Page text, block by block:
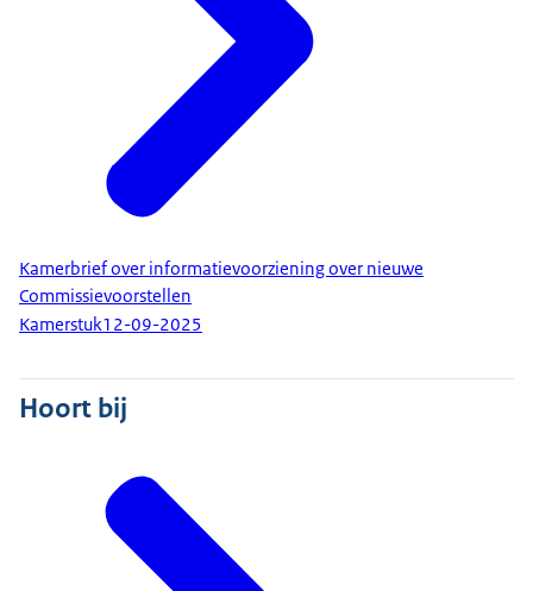
Kamerbrief over informatievoorziening over nieuwe
Commissievoorstellen
Kamerstuk12-09-2025
Hoort bij